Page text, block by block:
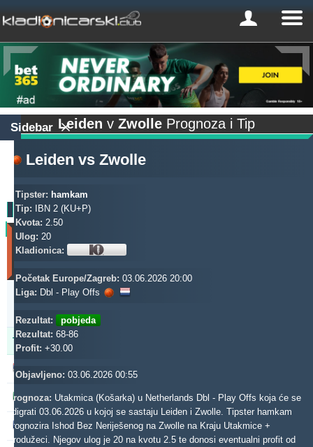
Leiden v Zwolle Prognoza i Tip
Leiden vs Zwolle
Tipster: hamkam
Tip:
IBN 2 (KU+P)
Kvota: 2.50
Ulog: 20
Kladionica:
Početak Europe/Zagreb: 03.06.2026 20:00
Liga: Dbl - Play Offs
Rezultat:
pobjeda
Rezultat: 68-86
Profit: +30.00
Objavljeno: 03.06.2026 00:55
Prognoza: Utakmica (Košarka) u Netherlands Dbl - Play Offs koja će se
odigrati 03.06.2026 u kojoj se sastaju Leiden i Zwolle. Tipster hamkam
prognozira Ishod Bez Neriješenog na Zwolle na Kraju Utakmice +
Produžeci. Njegov ulog je 20 na kvotu 2.5 te donosi eventualni profit od
Sidebar
Profit
(Zadnjih
30
Updated:
0m
Tipster
dieztips2xr 542.28 31.92 %
gerrard062xr 418.74 27.37 %